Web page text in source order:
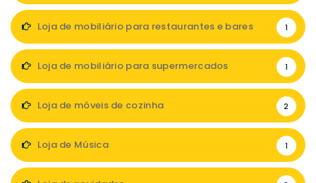
Loja de mobiliário para restaurantes e bares 1
Loja de mobiliário para supermercados 1
Loja de móveis de cozinha 2
Loja de Música 1